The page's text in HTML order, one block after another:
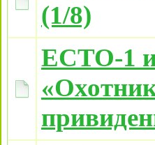
(1/8)
ECTO-1